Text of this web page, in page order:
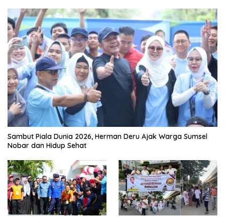
Sambut Piala Dunia 2026, Herman Deru Ajak Warga Sumsel
Nobar dan Hidup Sehat